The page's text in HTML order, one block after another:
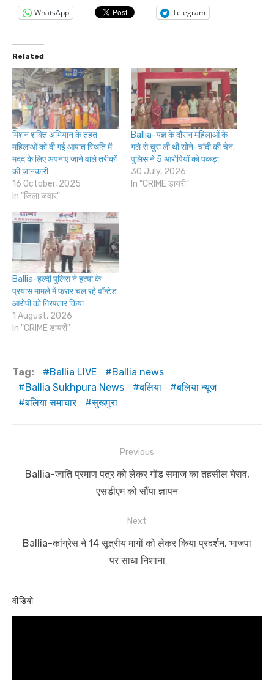
WhatsApp Telegram
Related
मिशन शक्ति अभियान के तहत
महिलाओं को दी गई आपात स्थिति में
मदद के लिए अपनाए जाने वाले तरीकों
की जानकारी
16 October, 2025
In "जिला जवार"
Ballia-यज्ञ के दौरान महिलाओं के
गले से चुरा ली थी सोने-चांदी की चेन,
पुलिस ने 5 आरोपियों को पकड़ा
30 July, 2026
In "CRIME डायरी"
Ballia-हल्दी पुलिस ने हत्या के
प्रयास मामले में फरार चल रहे वॉन्टेड
आरोपी को गिरफ्तार किया
1 August, 2026
In "CRIME डायरी"
Tag: Ballia LIVE
Ballia news
Ballia Sukhpura News
बलिया
बलिया न्यूज
बलिया समाचार
सुखपुरा
navigation
Previous
Previous
Ballia-जाति प्रमाण पत्र को लेकर गोंड समाज का तहसील घेराव,
एसडीएम को सौंपा ज्ञापन
Next
Next
Ballia-कांग्रेस ने 14 सूत्रीय मांगों को लेकर किया प्रदर्शन, भाजपा
पर साधा निशाना
वीडियो